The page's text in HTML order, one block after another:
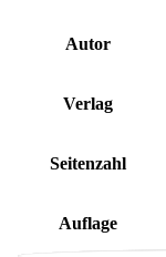
Autor
Verlag
Seitenzahl
Auflage